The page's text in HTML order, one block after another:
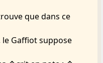
que dans ce
le Gaffiot suppose